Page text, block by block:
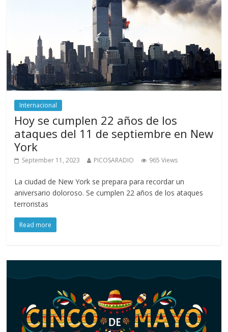
Internacional
Hoy se cumplen 22 años de los
ataques del 11 de septiembre en New
York
September 11, 2023 PICOSARADIO 965 Views
La ciudad de New York se prepara para recordar un
aniversario doloroso. Se cumplen 22 años de los ataques
terroristas
Read more